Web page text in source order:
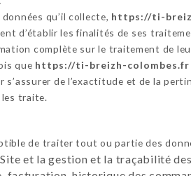
qu’il collecte, https://ti-
d’établir les finalités de ses
complète sur le traitement de
que https://ti-breizh-colombes.fr
de l’exactitude et de la
les traite.
de traiter tout ou partie des
et la gestion et la traçabilité